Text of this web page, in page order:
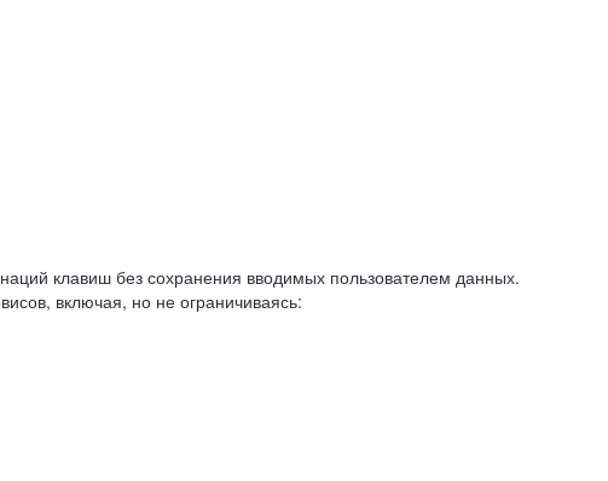
клавиш без сохранения вводимых пользователем данных.
включая, но не ограничиваясь: